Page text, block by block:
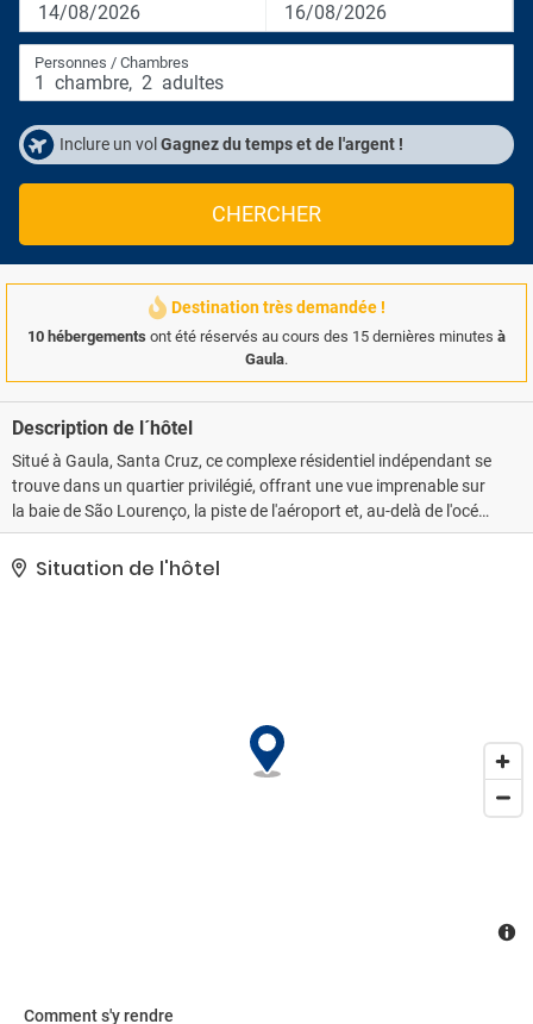
14/08/2026 16/08/2026
Personnes / Chambres
1 chambre, 2 adultes
Inclure un vol Gagnez du temps et de l'argent !
CHERCHER
Destination très demandée !
10 hébergements ont été réservés au cours des 15 dernières minutes à
Gaula.
Description de l´hôtel
Situé à Gaula, Santa Cruz, ce complexe résidentiel indépendant se
trouve dans un quartier privilégié, offrant une vue imprenable sur
la baie de São Lourenço, la piste de l'aéroport et, au-delà de l'océan
Atlantique, les îles Desertas et l'île de Porto Santo. Vous pourrez
rejoindre l'aéroport de Madère en 5 minutes de voiture et un
continental sous forme de buffet et propose des plats succulents
pour le dîner, qui s'accompagnent idéalement d'un verre de vin
Situation de l'hôtel
Comment s'y rendre